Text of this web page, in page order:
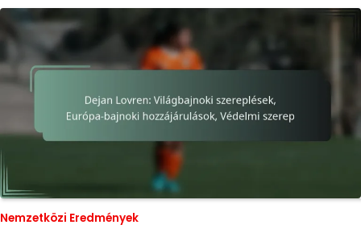
Nemzetközi Eredmények